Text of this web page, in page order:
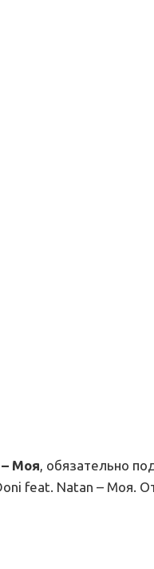
– Моя , обязательно
feat. Natan – Моя.